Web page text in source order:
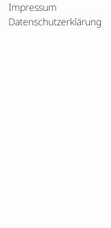
Impressum
Datenschutzerklärung